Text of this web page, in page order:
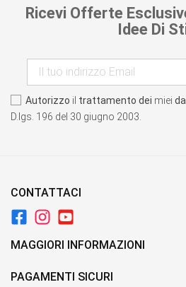
Ricevi Offerte
Idee Di
Autorizzo il trattamento dei miei
D.lgs. 196 del 30 giugno 2003.
CONTATTACI
MAGGIORI INFORMAZIONI
PAGAMENTI SICURI